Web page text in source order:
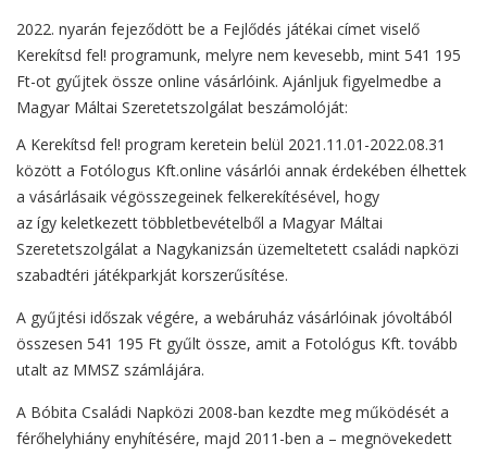
2022. nyarán fejeződött be a Fejlődés játékai címet viselő
Kerekítsd fel! programunk, melyre nem kevesebb, mint 541 195
Ft-ot gyűjtek össze online vásárlóink. Ajánljuk figyelmedbe a
Magyar Máltai Szeretetszolgálat beszámolóját:
A Kerekítsd fel! program keretein belül 2021.11.01-2022.08.31
között a Fotólogus Kft.online vásárlói annak érdekében élhettek
a vásárlásaik végösszegeinek felkerekítésével, hogy
az így keletkezett többletbevételből a Magyar Máltai
Szeretetszolgálat a Nagykanizsán üzemeltetett családi napközi
szabadtéri játékparkját korszerűsítése.
A gyűjtési időszak végére, a webáruház vásárlóinak jóvoltából
összesen 541 195 Ft gyűlt össze, amit a Fotológus Kft. tovább
utalt az MMSZ számlájára.
A Bóbita Családi Napközi 2008-ban kezdte meg működését a
férőhelyhiány enyhítésére, majd 2011-ben a – megnövekedett